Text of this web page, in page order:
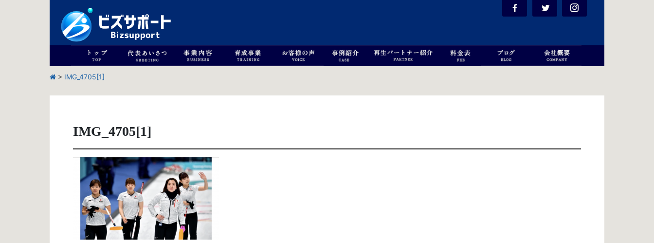
> IMG_4705[1]
IMG_4705[1]